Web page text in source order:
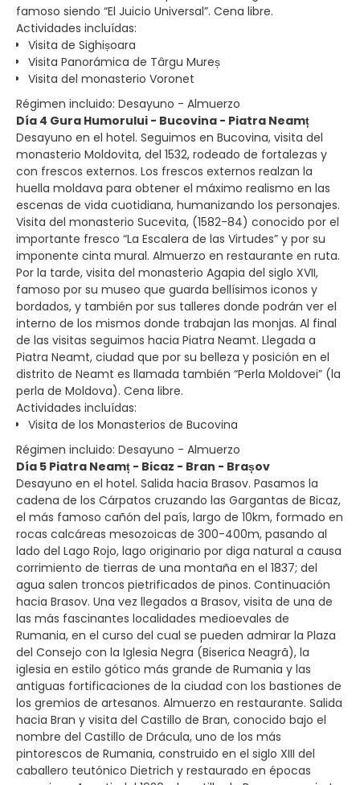
famoso siendo “El Juicio Universal”. Cena libre.
Actividades incluídas:
Visita de Sighișoara
Visita Panorámica de Târgu Mureș
Visita del monasterio Voronet
Régimen incluido: Desayuno - Almuerzo
Día 4 Gura Humorului - Bucovina - Piatra Neamț
Desayuno en el hotel. Seguimos en Bucovina, visita del
monasterio Moldovita, del 1532, rodeado de fortalezas y
con frescos externos. Los frescos externos realzan la
huella moldava para obtener el máximo realismo en las
escenas de vida cuotidiana, humanizando los personajes.
Visita del monasterio Sucevita, (1582-84) conocido por el
importante fresco “La Escalera de las Virtudes” y por su
imponente cinta mural. Almuerzo en restaurante en ruta.
Por la tarde, visita del monasterio Agapia del siglo XVII,
famoso por su museo que guarda bellísimos iconos y
bordados, y también por sus talleres donde podrán ver el
interno de los mismos donde trabajan las monjas. Al final
de las visitas seguimos hacia Piatra Neamt. Llegada a
Piatra Neamt, ciudad que por su belleza y posición en el
distrito de Neamt es llamada también “Perla Moldovei” (la
perla de Moldova). Cena libre.
Actividades incluídas:
Visita de los Monasterios de Bucovina
Régimen incluido: Desayuno - Almuerzo
Día 5 Piatra Neamț - Bicaz - Bran - Brașov
Desayuno en el hotel. Salida hacia Brasov. Pasamos la
cadena de los Cárpatos cruzando las Gargantas de Bicaz,
el más famoso cañón del país, largo de 10km, formado en
rocas calcáreas mesozoicas de 300-400m, pasando al
lado del Lago Rojo, lago originario por diga natural a causa
corrimiento de tierras de una montaña en el 1837; del
agua salen troncos pietrificados de pinos. Continuación
hacia Brasov. Una vez llegados a Brasov, visita de una de
las más fascinantes localidades medioevales de
Rumania, en el curso del cual se pueden admirar la Plaza
del Consejo con la Iglesia Negra (Biserica Neagrã), la
iglesia en estilo gótico más grande de Rumania y las
antiguas fortificaciones de la ciudad con los bastiones de
los gremios de artesanos. Almuerzo en restaurante. Salida
hacia Bran y visita del Castillo de Bran, conocido bajo el
nombre del Castillo de Drácula, uno de los más
pintorescos de Rumania, construido en el siglo XIII del
caballero teutónico Dietrich y restaurado en épocas